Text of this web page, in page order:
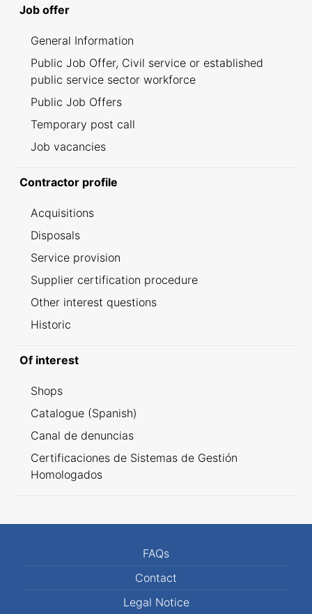
Job offer
General Information
Public Job Offer, Civil service or established
public service sector workforce
Public Job Offers
Temporary post call
Job vacancies
Contractor profile
Acquisitions
Disposals
Service provision
Supplier certification procedure
Other interest questions
Historic
Of interest
Shops
Catalogue (Spanish)
Canal de denuncias
Certificaciones de Sistemas de Gestión
Homologados
FAQs
Contact
Legal Notice